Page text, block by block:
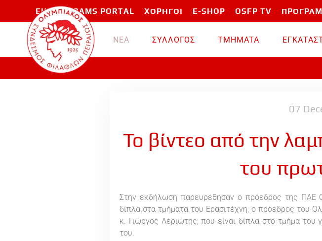
Skip to main content
EU PROGRAMS PORTAL ΧΟΡΗΓΟΙ E-SHOP OSFP TV
ΝΕΑ ΣΥΛΛΟΓΟΣ TMHMATA
07
Το βίντεο από την
του
Στην εκδήλωση παρευρέθησαν ο πρόεδρος της ΠΑΕ
δίπλα στα τμήματα του Ερασιτέχνη, ο πρόεδρος του
κ. Γιώργος Λεριώτης, που είναι δίπλα στο τμήμα του
του.